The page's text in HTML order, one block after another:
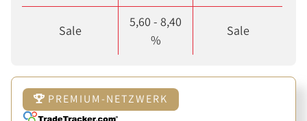
Sale
5,60 - 8,40
%
Sale
PREMIUM-NETZWERK